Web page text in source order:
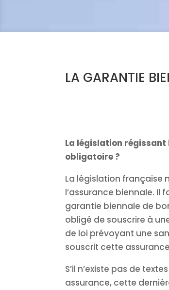
LA GARANTIE
La législation
obligatoire ?
La législation française
l’assurance biennale.
garantie biennale de
obligé de souscrire à
de loi prévoyant une
souscrit cette
S’il n’existe pas de
assurance, cette